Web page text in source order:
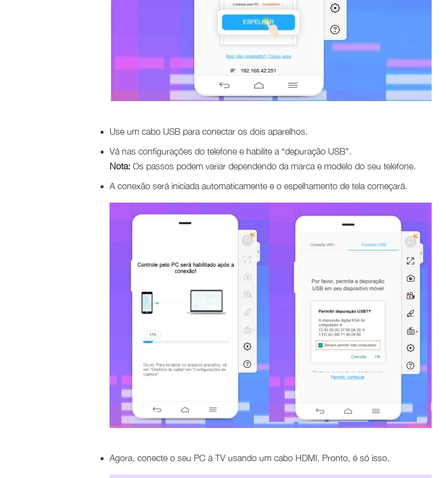
Use um cabo USB para conectar os dois aparelhos.
Vá nas configurações do telefone e habilite a “depuração USB”.
Nota: Os passos podem variar dependendo da marca e modelo do seu telefone.
A conexão será iniciada automaticamente e o espelhamento de tela começará.
Agora, conecte o seu PC à TV usando um cabo HDMI. Pronto, é só isso.